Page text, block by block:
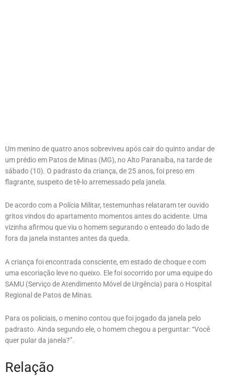
Um menino de quatro anos sobreviveu após cair do quinto andar de
um prédio em Patos de Minas (MG), no Alto Paranaíba, na tarde de
sábado (10). O padrasto da criança, de 25 anos, foi preso em
flagrante, suspeito de tê-lo arremessado pela janela.
De acordo com a Polícia Militar, testemunhas relataram ter ouvido
gritos vindos do apartamento momentos antes do acidente. Uma
vizinha afirmou que viu o homem segurando o enteado do lado de
fora da janela instantes antes da queda.
A criança foi encontrada consciente, em estado de choque e com
uma escoriação leve no queixo. Ele foi socorrido por uma equipe do
SAMU (Serviço de Atendimento Móvel de Urgência) para o Hospital
Regional de Patos de Minas.
Para os policiais, o menino contou que foi jogado da janela pelo
padrasto. Ainda segundo ele, o homem chegou a perguntar: “Você
quer pular da janela?”.
Relação